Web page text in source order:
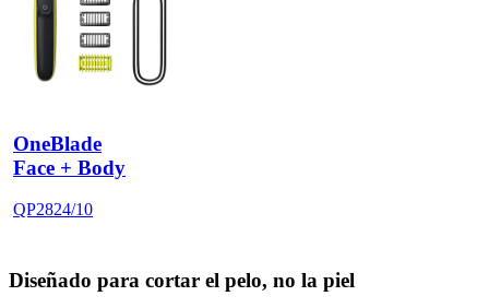
OneBlade
Face + Body
QP2824/10
Diseñado para cortar el pelo, no la piel